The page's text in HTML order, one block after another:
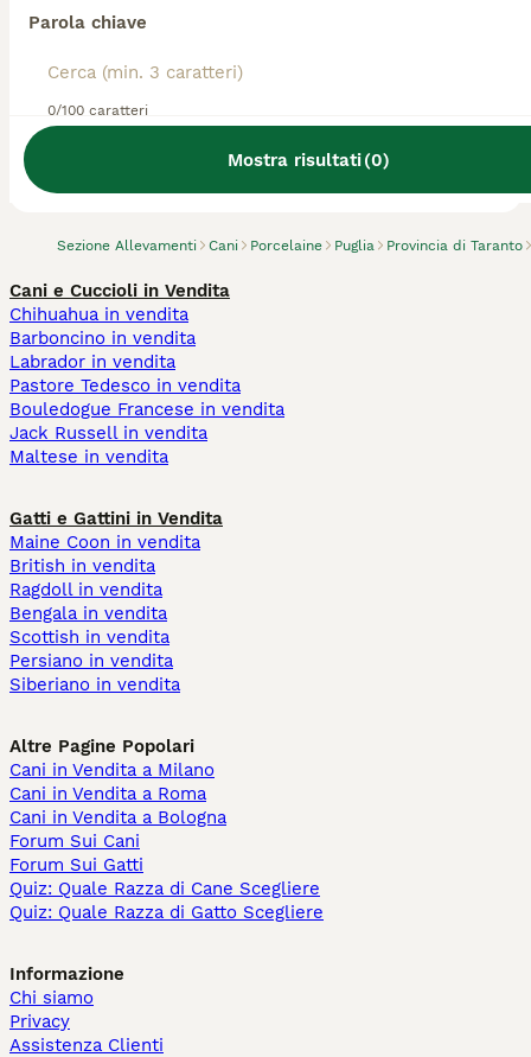
Parola chiave
0/100 caratteri
Mostra risultati(0)
Sezione Allevamenti Cani Porcelaine Puglia Provincia di Taranto
Abbiamo trovato 0 Allevamento di
Porcelaine, Laterza.
Cani e Cuccioli in Vendita
Chihuahua in vendita
Barboncino in vendita
Labrador in vendita
Pastore Tedesco in vendita
Bouledogue Francese in vendita
Jack Russell in vendita
Maltese in vendita
Gatti e Gattini in Vendita
Maine Coon in vendita
British in vendita
Ragdoll in vendita
Bengala in vendita
Scottish in vendita
Persiano in vendita
Siberiano in vendita
Altre Pagine Popolari
Cani in Vendita a Milano
Cani in Vendita a Roma
Cani in Vendita a Bologna
Forum Sui Cani
Forum Sui Gatti
Quiz: Quale Razza di Cane Scegliere
Quiz: Quale Razza di Gatto Scegliere
Informazione
Chi siamo
Privacy
Assistenza Clienti